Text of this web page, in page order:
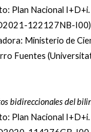
Plan Nacional I+D+i.
122127NB-I00)
Ministerio de
Fuentes
bidireccionales del
Plan Nacional I+D+i.